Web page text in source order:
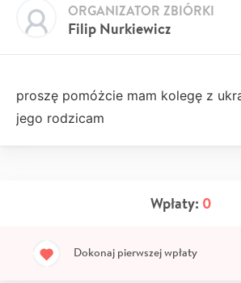
Filip Nurkiewicz
ORGANIZATOR ZBIÓRKI
proszę pomóżcie mam kolegę z
jego rodzicam
Wpłaty: 0
Dokonaj pierwszej wpłaty